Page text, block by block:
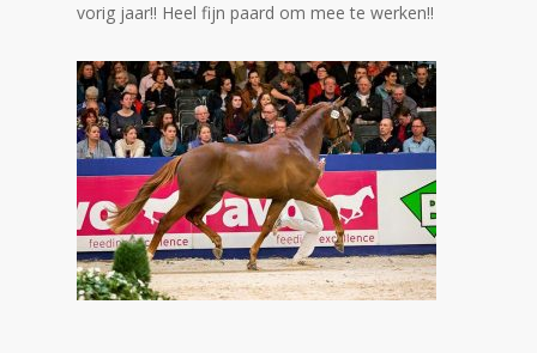
vorig jaar!! Heel fijn paard om mee te werken!!